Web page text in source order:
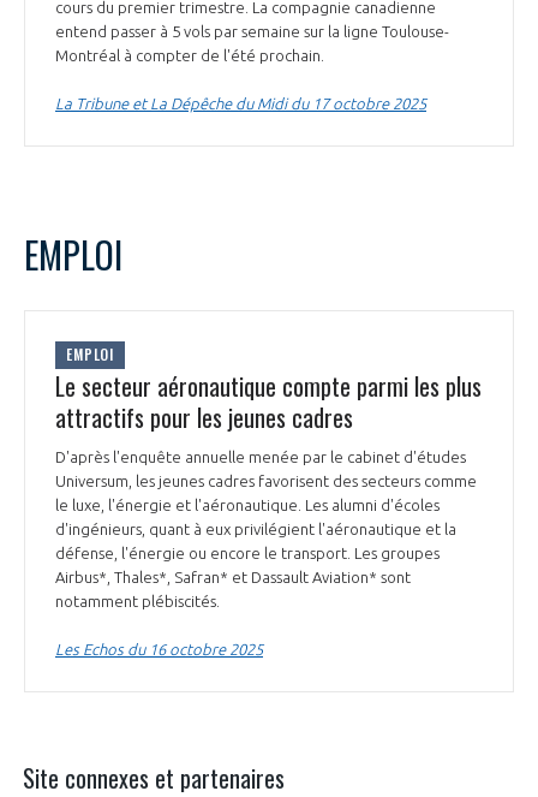
cours du premier trimestre. La compagnie canadienne
entend passer à 5 vols par semaine sur la ligne Toulouse-
Montréal à compter de l'été prochain.
La Tribune et La Dépêche du Midi du 17 octobre 2025
EMPLOI
EMPLOI
Le secteur aéronautique compte parmi les plus
attractifs pour les jeunes cadres
D'après l'enquête annuelle menée par le cabinet d'études
Universum, les jeunes cadres favorisent des secteurs comme
le luxe, l'énergie et l'aéronautique. Les alumni d'écoles
d'ingénieurs, quant à eux privilégient l'aéronautique et la
défense, l'énergie ou encore le transport. Les groupes
Airbus*, Thales*, Safran* et Dassault Aviation* sont
notamment plébiscités.
Les Echos du 16 octobre 2025
Site connexes et partenaires